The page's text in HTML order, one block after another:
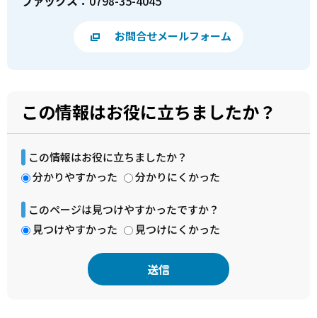
お問合せメールフォーム
この情報はお役に立ちましたか？
この情報はお役に立ちましたか？
分かりやすかった
分かりにくかった
このページは見つけやすかったですか？
見つけやすかった
見つけにくかった